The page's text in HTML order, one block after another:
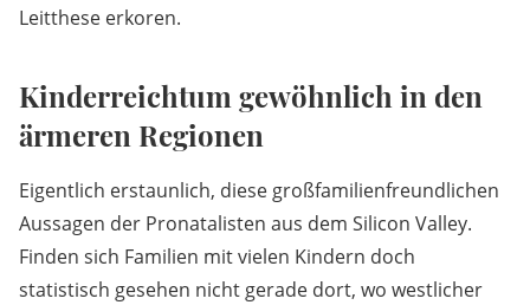
Leitthese erkoren.
Kinderreichtum gewöhnlich in den
ärmeren Regionen
Eigentlich erstaunlich, diese großfamilienfreundlichen
Aussagen der Pronatalisten aus dem Silicon Valley.
Finden sich Familien mit vielen Kindern doch
statistisch gesehen nicht gerade dort, wo westlicher